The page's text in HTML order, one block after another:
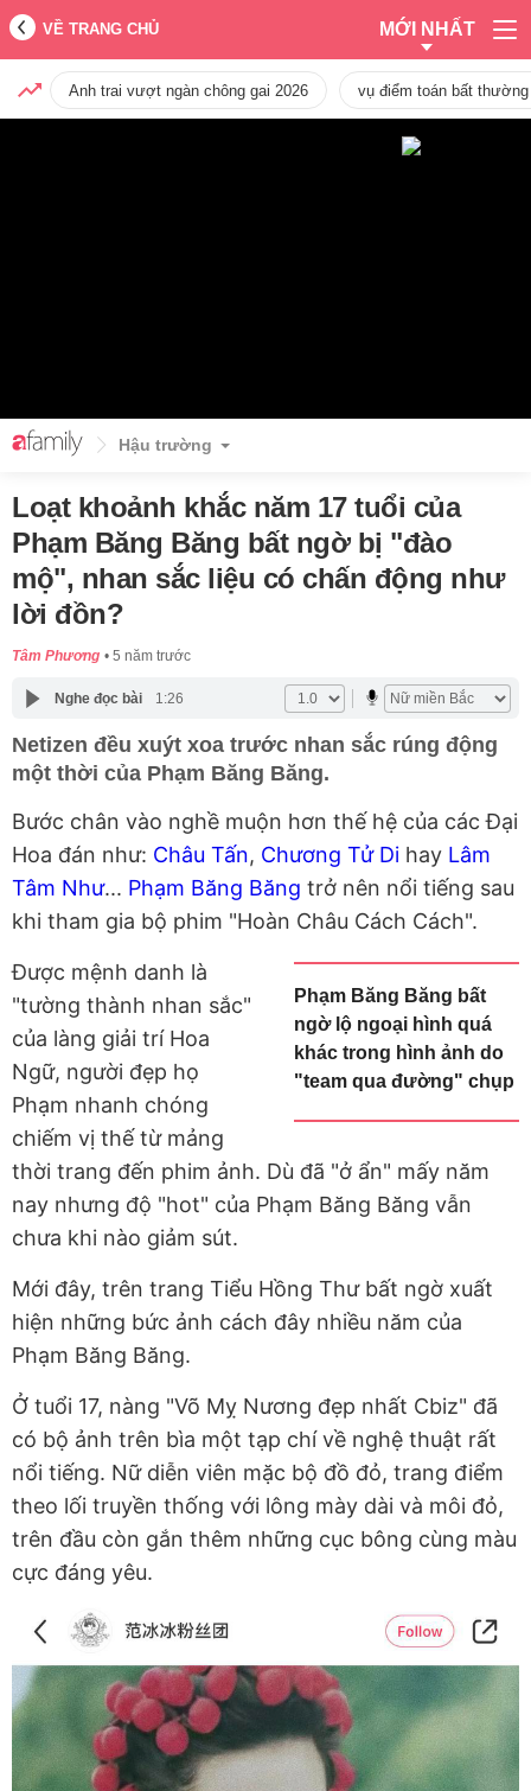
VỀ TRANG CHỦ MỚI NHẤT
Anh trai vượt ngàn chông gai 2026 vụ điểm toán bất
Hậu trường
Loạt khoảnh khắc năm 17 tuổi của
Phạm Băng Băng bất ngờ bị "đào
mộ", nhan sắc liệu có chấn động như
lời đồn?
Tâm Phương 5 năm trước
Nghe đọc bài 1:26
Netizen đều xuýt xoa trước nhan sắc rúng động
một thời của Phạm Băng Băng.
Bước chân vào nghề muộn hơn thế hệ của các Đại
Hoa đán như: Châu Tấn, Chương Tử Di hay Lâm
Tâm Như... Phạm Băng Băng trở nên nổi tiếng sau
khi tham gia bộ phim "Hoàn Châu Cách Cách".
Phạm Băng Băng bất
ngờ lộ ngoại hình quá
khác trong hình ảnh do
"team qua đường" chụp
Được mệnh danh là
"tường thành nhan sắc"
của làng giải trí Hoa
Ngữ, người đẹp họ
Phạm nhanh chóng
chiếm vị thế từ mảng
thời trang đến phim ảnh. Dù đã "ở ẩn" mấy năm
nay nhưng độ "hot" của Phạm Băng Băng vẫn
chưa khi nào giảm sút.
Mới đây, trên trang Tiểu Hồng Thư bất ngờ xuất
hiện những bức ảnh cách đây nhiều năm của
Phạm Băng Băng.
Ở tuổi 17, nàng "Võ Mỵ Nương đẹp nhất Cbiz" đã
có bộ ảnh trên bìa một tạp chí về nghệ thuật rất
nổi tiếng. Nữ diễn viên mặc bộ đồ đỏ, trang điểm
theo lối truyền thống với lông mày dài và môi đỏ,
trên đầu còn gắn thêm những cục bông cùng màu
cực đáng yêu.